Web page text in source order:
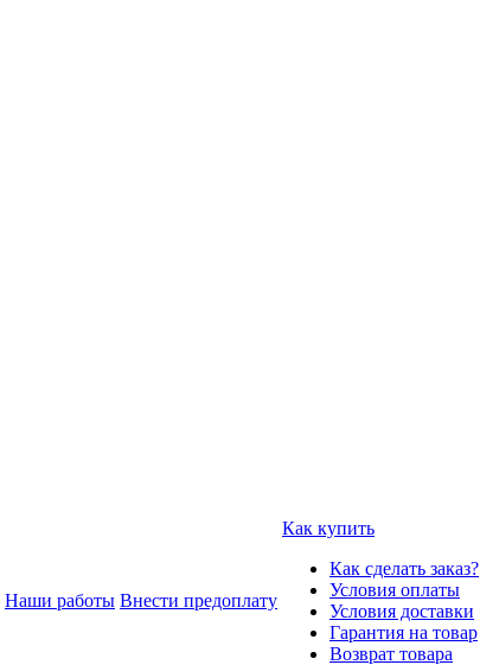
Наши работы Внести предоплату
Как купить
Как сделать заказ?
Условия оплаты
Условия доставки
Гарантия на товар
Возврат товара